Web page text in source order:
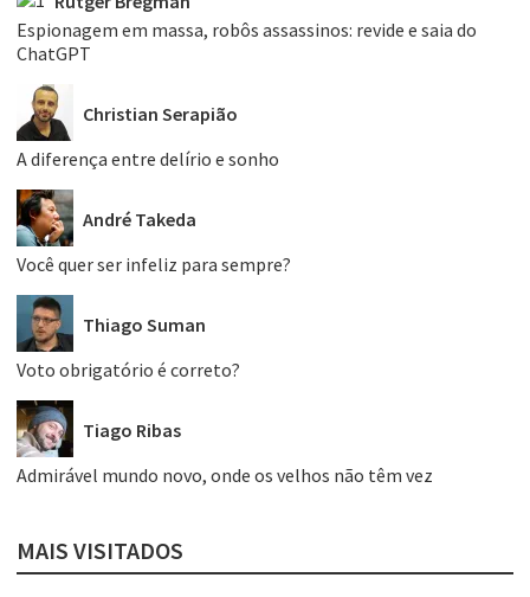
Espionagem em massa, robôs assassinos: revide e saia do
ChatGPT
Christian Serapião
A diferença entre delírio e sonho
André Takeda
Você quer ser infeliz para sempre?
Thiago Suman
Voto obrigatório é correto?
Tiago Ribas
Admirável mundo novo, onde os velhos não têm vez
MAIS VISITADOS